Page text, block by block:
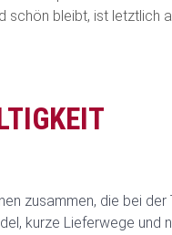
schön bleibt, ist letztlich
zusammen, die bei
kurze Lieferwege